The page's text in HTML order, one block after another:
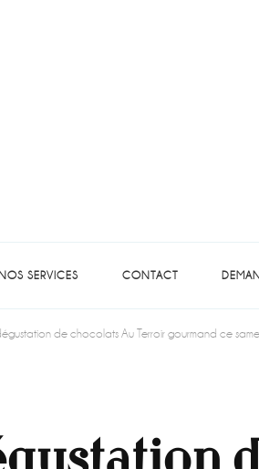
NOS SERVICES CONTACT
de chocolats Au Terroir gourmand ce